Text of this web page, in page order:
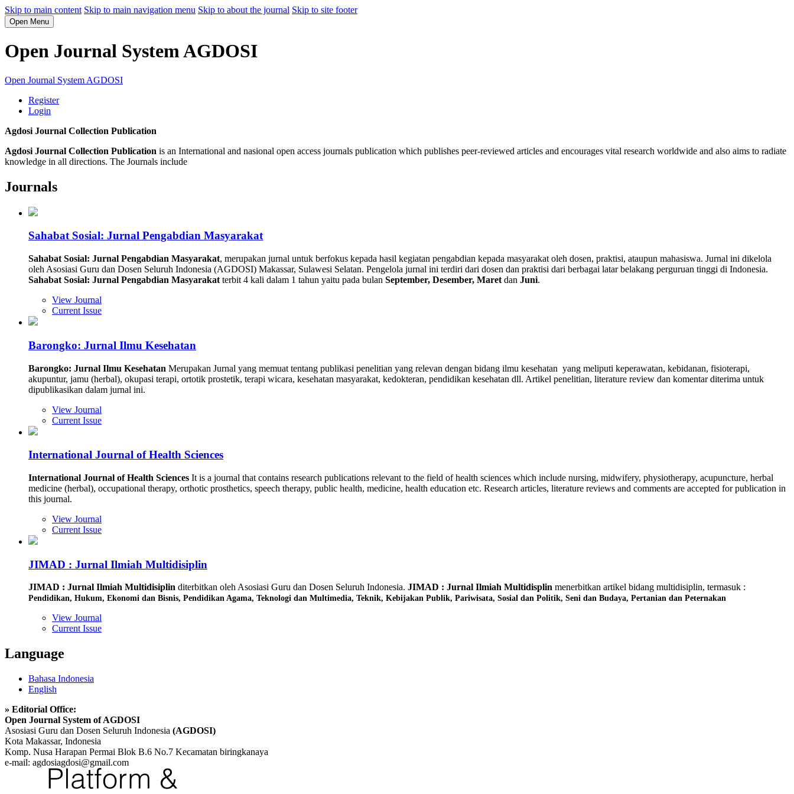
Skip to main content Skip to main navigation menu Skip to about the journal Skip to site footer
Open Menu
Open Journal System AGDOSI
Open Journal System AGDOSI
Register
Login
Agdosi Journal Collection Publication
Agdosi Journal Collection Publication is an International and nasional open access journals publication which publishes peer-reviewed articles and encourages vital research worldwide and also aims to radiate
knowledge in all directions. The Journals include
Journals
Sahabat Sosial: Jurnal Pengabdian Masyarakat
Sahabat Sosial: Jurnal Pengabdian Masyarakat, merupakan jurnal untuk berfokus kepada hasil kegiatan pengabdian kepada masyarakat oleh dosen, praktisi, ataupun mahasiswa. Jurnal ini dikelola
oleh Asosiasi Guru dan Dosen Seluruh Indonesia (AGDOSI) Makassar, Sulawesi Selatan. Pengelola jurnal ini terdiri dari dosen dan praktisi dari berbagai latar belakang perguruan tinggi di Indonesia.
Sahabat Sosial: Jurnal Pengabdian Masyarakat terbit 4 kali dalam 1 tahun yaitu pada bulan September, Desember, Maret dan Juni.
View Journal
Current Issue
Barongko: Jurnal Ilmu Kesehatan
Barongko: Jurnal Ilmu Kesehatan Merupakan Jurnal yang memuat tentang publikasi penelitian yang relevan dengan bidang ilmu kesehatan yang meliputi keperawatan, kebidanan, fisioterapi,
akupuntur, jamu (herbal), okupasi terapi, ortotik prostetik, terapi wicara, kesehatan masyarakat, kedokteran, pendidikan kesehatan dll. Artikel penelitian, literature review dan komentar diterima untuk
dipublikasikan dalam jurnal ini.
View Journal
Current Issue
International Journal of Health Sciences
International Journal of Health Sciences It is a journal that contains research publications relevant to the field of health sciences which include nursing, midwifery, physiotherapy, acupuncture, herbal
medicine (herbal), occupational therapy, orthotic prosthetics, speech therapy, public health, medicine, health education etc. Research articles, literature reviews and comments are accepted for publication in
this journal.
View Journal
Current Issue
JIMAD : Jurnal Ilmiah Multidisiplin
JIMAD : Jurnal Ilmiah Multidisiplin diterbitkan oleh Asosiasi Guru dan Dosen Seluruh Indonesia. JIMAD : Jurnal Ilmiah Multidisplin menerbitkan artikel bidang multidisiplin, termasuk :
Pendidikan, Hukum, Ekonomi dan Bisnis, Pendidikan Agama, Teknologi dan Multimedia, Teknik, Kebijakan Publik, Pariwisata, Sosial dan Politik, Seni dan Budaya, Pertanian dan Peternakan
View Journal
Current Issue
Language
Bahasa Indonesia
English
» Editorial Office:
Open Journal System of AGDOSI
Asosiasi Guru dan Dosen Seluruh Indonesia (AGDOSI)
Kota Makassar, Indonesia
Komp. Nusa Harapan Permai Blok B.6 No.7 Kecamatan biringkanaya
e-mail: agdosiagdosi@gmail.com